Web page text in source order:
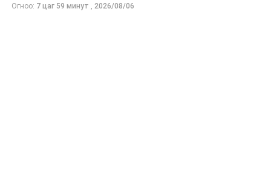
Огноо: 7 цаг 59 минут , 2026/08/06